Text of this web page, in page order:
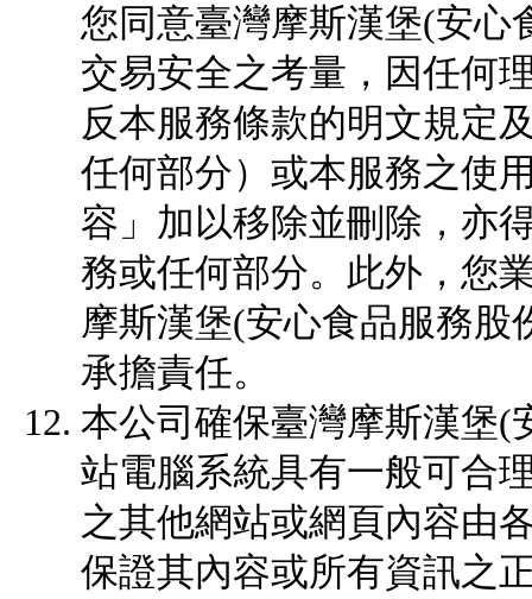
您同意臺灣摩斯漢堡(安心
交易安全之考量，因任何
反本服務條款的明文規定
任何部分）或本服務之使
容」加以移除並刪除，亦
務或任何部分。此外，您
摩斯漢堡(安心食品服務股
承擔責任。
本公司確保臺灣摩斯漢堡(
站電腦系統具有一般可合
之其他網站或網頁內容由
保證其內容或所有資訊之